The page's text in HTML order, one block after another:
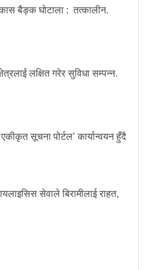
बैङ्क घोटाला : तत्कालीन.
लक्षित गरेर सुविधा सम्पन्न.
सूचना पोर्टल’ कार्यान्वयन हुँदै
सेवाले बिरामीलाई राहत,